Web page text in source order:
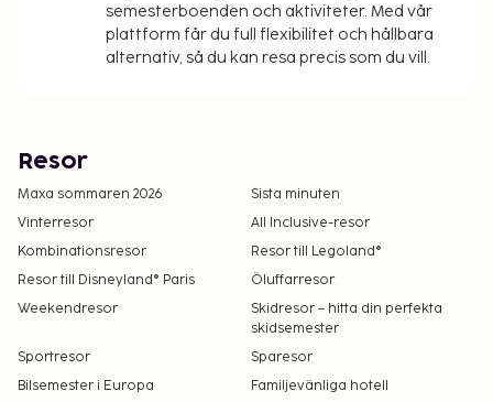
semesterboenden och aktiviteter. Med vår
plattform får du full flexibilitet och hållbara
alternativ, så du kan resa precis som du vill.
Resor
Maxa sommaren 2026
Sista minuten
Vinterresor
All Inclusive-resor
Kombinationsresor
Resor till Legoland®
Resor till Disneyland® Paris
Öluffarresor
Weekendresor
Skidresor – hitta din perfekta
skidsemester
Sportresor
Sparesor
Bilsemester i Europa
Familjevänliga hotell